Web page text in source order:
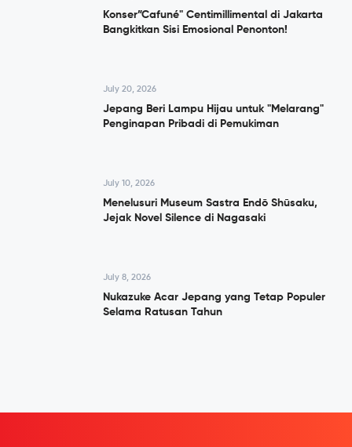
Konser”Cafuné" Centimillimental di Jakarta
Bangkitkan Sisi Emosional Penonton!
July 20, 2026
Jepang Beri Lampu Hijau untuk "Melarang"
Penginapan Pribadi di Pemukiman
July 10, 2026
Menelusuri Museum Sastra Endō Shūsaku,
Jejak Novel Silence di Nagasaki
July 8, 2026
Nukazuke Acar Jepang yang Tetap Populer
Selama Ratusan Tahun